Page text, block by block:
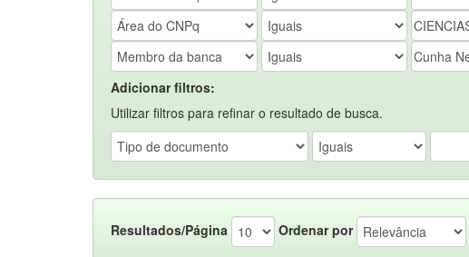
Adicionar filtros:
Utilizar filtros para refinar o resultado de busca.
Resultados/Página Ordenar por